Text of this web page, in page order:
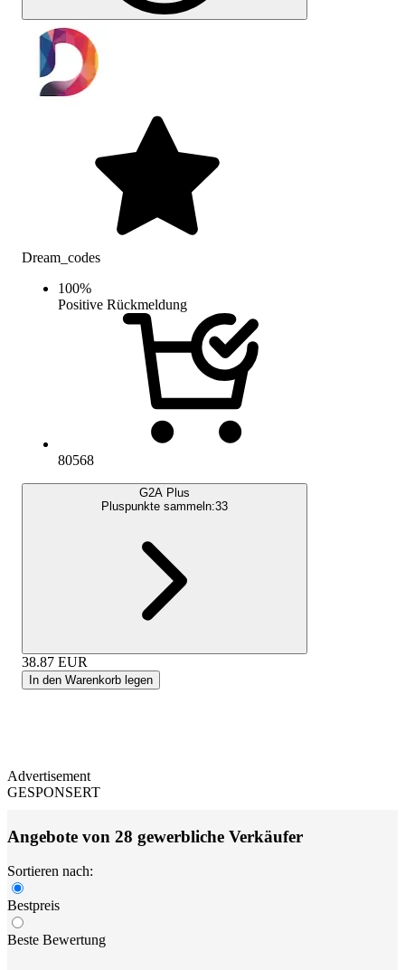
Dream_codes
100%
Positive Rückmeldung
80568
G2A Plus
Pluspunkte sammeln:33
38.87 EUR
In den Warenkorb legen
Advertisement
GESPONSERT
Angebote von 28 gewerbliche Verkäufer
Sortieren nach:
Bestpreis
Beste Bewertung